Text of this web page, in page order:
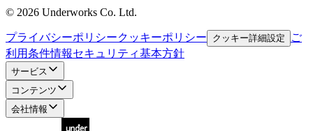
© 2026 Underworks Co. Ltd.
プライバシーポリシークッキーポリシー クッキー詳細設定
ご
利用条件情報セキュリティ基本方針
サービス
コンテンツ
会社情報